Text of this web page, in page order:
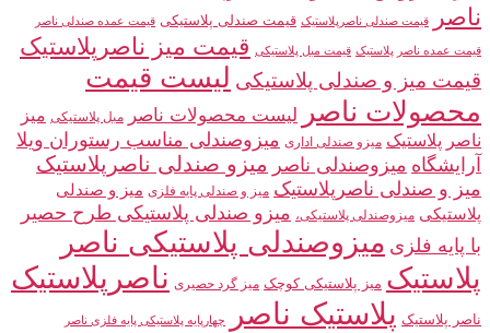
ناصر
قیمت صندلی ناصرپلاستیک قیمت صندلی پلاستیکی قیمت عمده صندلی ناصر
قیمت عمده ناصر پلاستیک قیمت مبل پلاستیکی قیمت میز ناصرپلاستیک
قیمت میز و صندلی پلاستیکی لیست قیمت
محصولات ناصر
لیست محصولات ناصر مبل پلاستیکی میز
ناصر پلاستیک میزو صندلی اداری میزوصندلی مناسب رستوران ویلا
آرایشگاه میزوصندلی ناصر میزو صندلی ناصرپلاستیک
میز و صندلی ناصرپلاستیک میز و صندلی پایه فلزی میز و صندلی
پلاستیکی میزوصندلی پلاستیکی، میزو صندلی پلاستیکی طرح حصیر
با پایه فلزی میزوصندلی پلاستیکی ناصر
پلاستیک میز پلاستیکی کوچک میز گرد حصیری ناصرپلاستیک
ناصر پلاستیک پلاستیک ناصر چهارپایه پلاستیکی پایه فلزی ناصر